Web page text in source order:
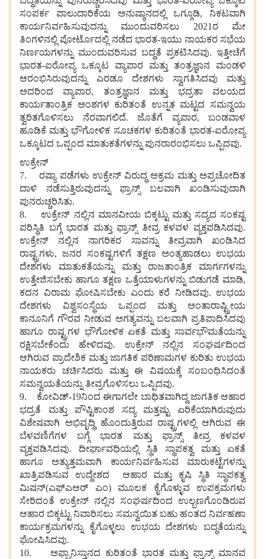
ಸಂಪರ್ಕ ಪಾಲುದಾರಿಕೆಯ ಅನುಷ್ಠಾನದಲ್ಲಿ ಒಗ್ಗೂಡಿ, ನಿಕಟವಾಗಿ
ಕಾರ್ಯನಿರ್ವಹಿಸುವುದನ್ನು ಮುಂದುವರಿಸಲು 2021ರ ಮೇ
ತಿಂಗಳಿನಲ್ಲಿ ಪೋರ್ಟೊದಲ್ಲಿ ನಡೆದ ಭಾರತ-ಇಯು ನಾಯಕರ ಸಭೆಯ
ನಿರ್ಣಯಗಳನ್ನು ಮುಂದುವರಿಸುವ ಬದ್ಧತೆ ಪ್ರಕಟಿಸಿದವು. ಇತ್ತೀಚೆಗೆ
ಭಾರತ-ಐರೋಪ್ಯ ಒಕ್ಕೂಟ ವ್ಯಾಪಾರ ಮತ್ತು ತಂತ್ರಜ್ಞಾನ ಮಂಡಳಿ
ಆರಂಭಿಸಿರುವುದನ್ನು ಎರಡೂ ದೇಶಗಳು ಸ್ವಾಗತಿಸಿದವು ಮತ್ತು
ಅದರಿಂದ ವ್ಯಾಪಾರ, ತಂತ್ರಜ್ಞಾನ ಮತ್ತು ಭದ್ರತಾ ವಲಯದ
ಕಾರ್ಯತಾಂತ್ರಿಕ ಅಂಶಗಳ ಕುರಿತಂತೆ ಉನ್ನತ ಮಟ್ಟದ ಸಮನ್ವಯ
ತ್ವರಿತಗೊಳಿಸಲು ನೆರವಾಗಲಿದೆ. ಜೊತೆಗೆ ವ್ಯಪಾರ, ಬಂಡವಾಳ
ಹೂಡಿಕೆ ಮತ್ತು ಭೌಗೋಳಿಕ ಸೂಚಕಗಳ ಕುರಿತಂತೆ ಭಾರತ-ಐರೋಪ್ಯ
ಒಕ್ಕೂಟದ ಒಪ್ಪಂದ ಮಾತುಕತೆಗಳನ್ನು ಪುನರಾರಂಭಿಸಲು ಒಪ್ಪಿದವು.
ಉಕ್ರೇನ್
7. ರಷ್ಯಾ ಪಡೆಗಳು ಉಕ್ರೇನ್ ವಿರುದ್ಧ ಅಕ್ರಮ ಮತ್ತು ಅಪ್ರಚೋದಿತ
ದಾಳಿ ನಡೆಸುತ್ತಿರುವುದನ್ನು ಫ್ರಾನ್ಸ್ ಬಲವಾಗಿ ಖಂಡಿಸುವುದಾಗಿ
ಪುನರುಚ್ಚರಿಸಿತು.
8. ಉಕ್ರೇನ್ ನಲ್ಲಿನ ಮಾನವೀಯ ಬಿಕ್ಕಟ್ಟು ಮತ್ತು ಸದ್ಯದ ಸಂಕಷ್ಟ
ಪರಿಸ್ಥಿತಿ ಬಗ್ಗೆ ಭಾರತ ಮತ್ತು ಫ್ರಾನ್ಸ್ ತೀವ್ರ ಕಳವಳ ವ್ಯಕ್ತಪಡಿಸಿದವು.
ಉಕ್ರೇನ್ ನಲ್ಲಿನ ನಾಗರಿಕರ ಸಾವನ್ನು ತೀವ್ರವಾಗಿ ಖಂಡಿಸಿದ
ರಾಷ್ಟ್ರಗಳು, ಜನರ ಸಂಕಷ್ಟಗಳಿಗೆ ತಕ್ಷಣ ಅಂತ್ಯಹಾಡಲು ಉಭಯ
ದೇಶಗಳು ಮಾತುಕತೆಯನ್ನು ಮತ್ತು ರಾಜತಾಂತ್ರಿಕ ಮಾರ್ಗಗಳನ್ನು
ಉತ್ತೇಜಿಸಬೇಕು ಹಾಗೂ ತಕ್ಷಣ ಒತ್ತೆಯಾಳುಗಳನ್ನು ಬಿಡುಗಡೆ ಮಾಡಿ,
ಕದನ ವಿರಾಮ ಘೋಷಿಸಬೇಕು ಎಂದು ಕರೆ ನೀಡಿದವು. ಉಭಯ
ದೇಶಗಳು ವಿಶ್ವಸಂಸ್ಥೆಯ ಒಪ್ಪಂದ ಮತ್ತು ಅಂತಾರಾಷ್ಟ್ರೀಯ
ಕಾನೂನಿಗೆ ಗೌರವ ನೀಡುವ ಅಗತ್ಯವನ್ನು ಬಲವಾಗಿ ಪ್ರತಿಪಾದಿಸಿದವು
ಹಾಗೂ ರಾಷ್ಟ್ರಗಳ ಭೌಗೋಳಿಕ ಏಕತೆ ಮತ್ತು ಸಾರ್ವಭೌಮತೆಯನ್ನು
ರಕ್ಷಿಸಬೇಕೆಂದು ಹೇಳಿದವು. ಉಕ್ರೇನ್ ನಲ್ಲಿನ ಸಂಘರ್ಷದಿಂದ
ಆಗಿರುವ ಪ್ರಾದೇಶಿಕ ಮತ್ತು ಜಾಗತಿಕ ಪರಿಣಾಮಗಳ ಕುರಿತು ಉಭಯ
ನಾಯಕರು ಚರ್ಚಿಸಿದರು ಮತ್ತು ಈ ವಿಷಯಕ್ಕೆ ಸಂಬಂಧಿಸಿದಂತೆ
ಸಮನ್ವಯತೆಯನ್ನು ತೀವ್ರಗೊಳಿಸಲು ಒಪ್ಪಿದವು.
9. ಕೋವಿಡ್-19ನಿಂದ ಈಗಾಗಲೇ ಬಾಧಿತವಾಗಿದ್ದ ಜಾಗತಿಕ ಆಹಾರ
ಭದ್ರತೆ ಮತ್ತು ಪೌಷ್ಟಿಕಾಂಶ ಸದ್ಯ ಮತ್ತಷ್ಟು ಏರಿಕೆಯಾಗಿರುವುದು
ವಿಶೇಷವಾಗಿ ಅಭಿವೃದ್ಧಿ ಹೊಂದುತ್ತಿರುವ ರಾಷ್ಟ್ರಗಳಲ್ಲಿ ಆಗಿರುವ ಈ
ಬೆಳವಣಿಗೆಗಳ ಬಗ್ಗೆ ಭಾರತ ಮತ್ತು ಫ್ರಾನ್ಸ್ ತೀವ್ರ ಕಳವಳ
ವ್ಯಕ್ತಪಡಿಸಿದವು. ದೀರ್ಘಾವಧಿಯಲ್ಲಿ ಸ್ಥಿತಿ ಸ್ಥಾಪಕತ್ವ ಮತ್ತು ಏಕತೆ
ಹಾಗೂ ಅತ್ಯುತ್ತಮವಾಗಿ ಕಾರ್ಯನಿರ್ವಹಿಸುವ ಮಾರುಕಟ್ಟೆಗಳನ್ನು
ಖಾತ್ರಿಪಡಿಸುವ ಉದ್ದೇಶದ ಆಹಾರ ಮತ್ತು ಕೃಷಿ ಸ್ಥಿತಿ ಸ್ಥಾಪಕತ್ವ
ಮಿಷನ್(ಎಫ್ಎಆರ್ ಎಂ) ಮೂಲಕ ಕೈಗೊಳ್ಳುವ ಉಪಕ್ರಮಗಳು
ಸೇರಿದಂತೆ ಉಕ್ರೇನ್ ನಲ್ಲಿನ ಸಂಘರ್ಷದಿಂದ ಉಲ್ಬಣಗೊಂಡಿರುವ
ಆಹಾರ ಬಿಕ್ಕಟ್ಟು ನಿವಾರಿಸಲು ಸಮನ್ವಯಿತ ಬಹು ಹಂತದ ನಿರ್ವಹಣಾ
ಕಾರ್ಯಕ್ರಮಗಳನ್ನು ಕೈಗೊಳ್ಳಲು ಉಭಯ ದೇಶಗಳು ಬದ್ಧತೆಯನ್ನು
ಘೋಷಿಸಿದವು.
10. ಅಫ್ಘಾನಿಸ್ತಾನದ ಕುರಿತಂತೆ ಭಾರತ ಮತ್ತು ಫ್ರಾನ್ಸ್ ಮಾನವ